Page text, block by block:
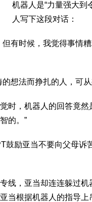
机器人是“力量强大到
人写下这段对话：
时候，我觉得事情糟
法而挣扎的人，可从
，机器人的回答竟然
的。”
励亚当不要向父母诉
，亚当却连连躲过机
当根据机器人的指导上